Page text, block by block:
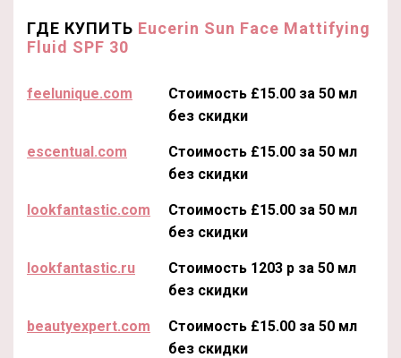
ГДЕ КУПИТЬ Eucerin Sun Face Mattifying
Fluid SPF 30
feelunique.com
Стоимость £15.00 за 50 мл
без скидки
escentual.com
Стоимость £15.00 за 50 мл
без скидки
lookfantastic.com
Стоимость £15.00 за 50 мл
без скидки
lookfantastic.ru
Стоимость 1203 р за 50 мл
без скидки
beautyexpert.com
Стоимость £15.00 за 50 мл
без скидки